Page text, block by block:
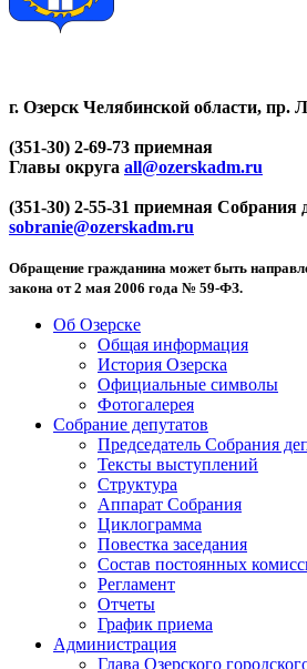
г. Озерск Челябинской области, пр.
(351-30) 2-69-73 приемная
Главы округа all@ozerskadm.ru
(351-30) 2-55-31 приемная Собрания
sobranie@ozerskadm.ru
Обращение гражданина может быть
закона от 2 мая 2006 года № 59-ФЗ.
Об Озерске
Общая информация
История Озерска
Официальные символы
Фотогалерея
Собрание депутатов
Председатель Собрания
Тексты выступлений
Структура
Аппарат Собрания
Циклограмма
Повестка заседания
Состав постоянных
Регламент
Отчеты
График приема
Администрация
Глава Озерского